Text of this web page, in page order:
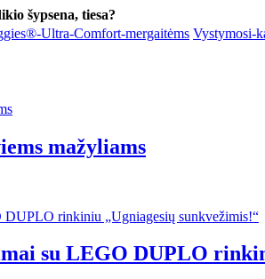
šypsena, tiesa?
Ultra-Comfort-mergaitėms Vystymosi-
mažyliams
su LEGO DUPLO